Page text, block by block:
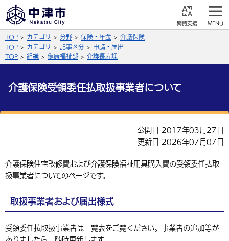
よみあげる
文字の大きさ
拡大 標準
言語を選択
英語（English） 中国語（簡体字）
公式SNS
サイト内検索
届出・登録・証明
福祉・介護
事業者の方へ
入札・契約
子育て・教育
観光・移住
TOP カテゴリ 分野 保険・年金
介護保険
TOP
カテゴリ 記事区分
申請・届出
TOP
組織 健康福祉部 介護長寿課
介護保険受領委任払取扱事業者について
公開日 2017年03月27日
更新日 2026年07月07日
介護保険住宅改修費および介護保険福祉用具購入費の受領委任払取
扱事業者についてのページです。
取扱事業者および届出様式
受領委任払取扱事業者は一覧表をご覧ください。事業者の追加等が